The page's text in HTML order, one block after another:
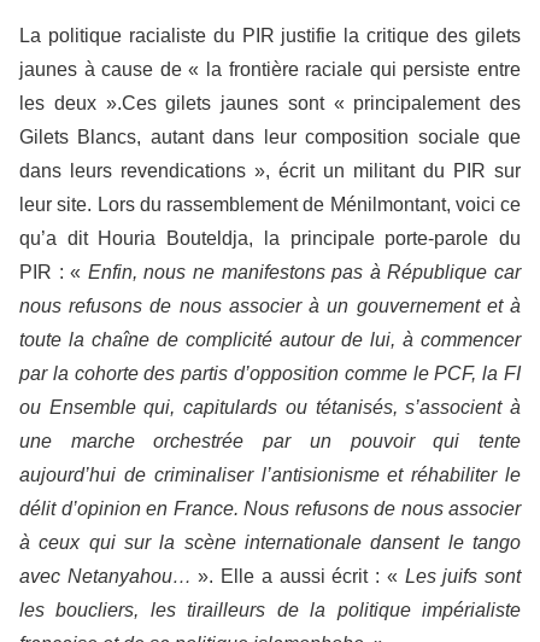
La politique racialiste du PIR justifie la critique des gilets
jaunes à cause de « la frontière raciale qui persiste entre
les deux ».Ces gilets jaunes sont « principalement des
Gilets Blancs, autant dans leur composition sociale que
dans leurs revendications », écrit un militant du PIR sur
leur site. Lors du rassemblement de Ménilmontant, voici ce
qu’a dit Houria Bouteldja, la principale porte-parole du
PIR : « Enfin, nous ne manifestons pas à République car
nous refusons de nous associer à un gouvernement et à
toute la chaîne de complicité autour de lui, à commencer
par la cohorte des partis d’opposition comme le PCF, la FI
ou Ensemble qui, capitulards ou tétanisés, s’associent à
une marche orchestrée par un pouvoir qui tente
aujourd’hui de criminaliser l’antisionisme et réhabiliter le
délit d’opinion en France. Nous refusons de nous associer
à ceux qui sur la scène internationale dansent le tango
avec Netanyahou… ». Elle a aussi écrit : « Les juifs sont
les boucliers, les tirailleurs de la politique impérialiste